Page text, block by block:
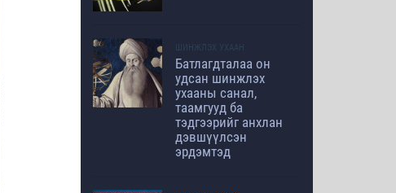
ШИНЖЛЭХ УХААН
Батлагдталаа он
удсан шинжлэх
ухааны санал,
таамгууд ба
тэдгээрийг анхлан
дэвшүүлсэн
эрдэмтэд